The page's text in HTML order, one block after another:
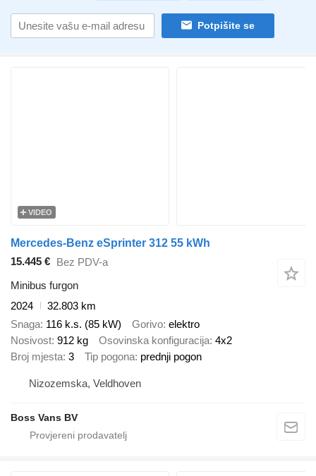
Potpišite se
VIDEO
Mercedes-Benz eSprinter 312 55 kWh
15.445 € Bez PDV-a
Minibus furgon
2024
32.803 km
Snaga 116 k.s. (85 kW) Gorivo elektro
Nosivost 912 kg Osovinska konfiguracija 4x2
Broj mjesta 3 Tip pogona prednji pogon
Nizozemska, Veldhoven
Boss Vans BV